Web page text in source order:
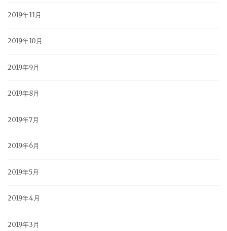
2019年11月
2019年10月
2019年9月
2019年8月
2019年7月
2019年6月
2019年5月
2019年4月
2019年3月